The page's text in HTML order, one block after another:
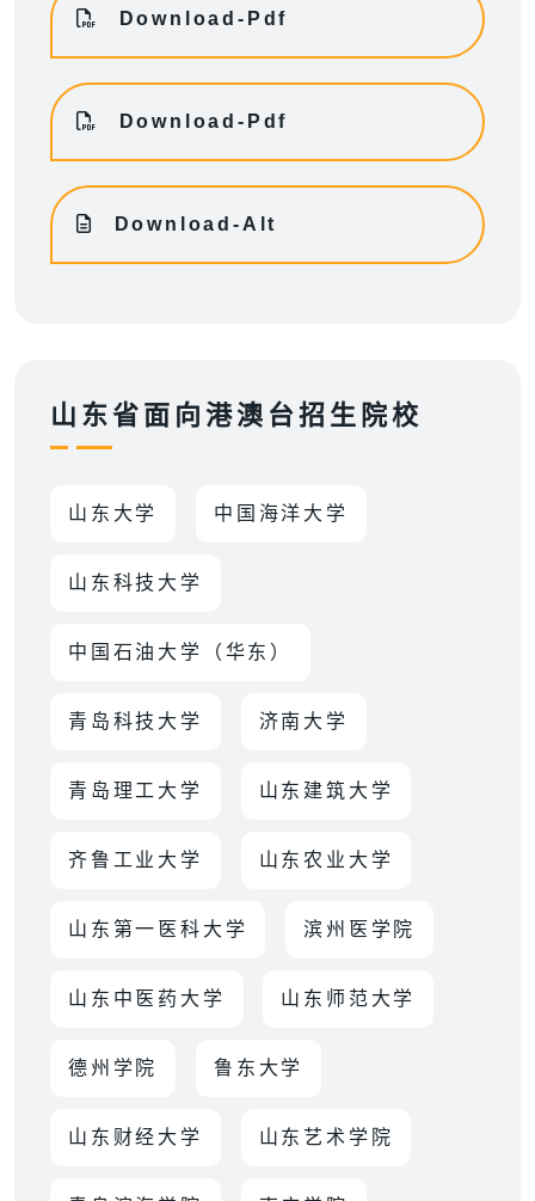
Download-Pdf
Download-Pdf
Download-Alt
山东省面向港澳台招生院校
山东大学 中国海洋大学
山东科技大学
中国石油大学（华东）
青岛科技大学 济南大学
青岛理工大学 山东建筑大学
齐鲁工业大学 山东农业大学
山东第一医科大学 滨州医学院
山东中医药大学 山东师范大学
德州学院 鲁东大学
山东财经大学 山东艺术学院